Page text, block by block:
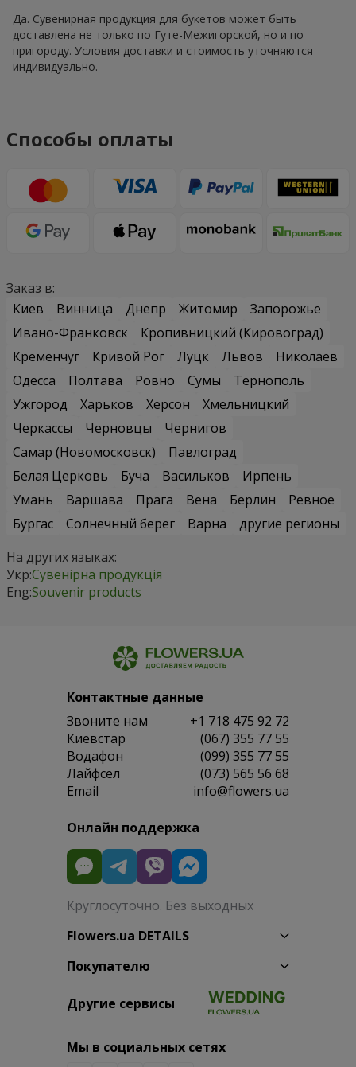
Да. Сувенирная продукция для букетов может быть
доставлена не только по Гуте-Межигорской, но и по
пригороду. Условия доставки и стоимость уточняются
индивидуально.
Способы оплаты
Заказ в:
Киев
Винница Днепр Житомир
Запорожье
Ивано-Франковск
Кропивницкий (Кировоград)
Кременчуг
Кривой Рог Луцк Львов
Николаев
Одесса
Полтава Ровно Сумы
Тернополь
Ужгород
Харьков Херсон
Хмельницкий
Черкассы
Черновцы
Чернигов
Самар (Новомосковск)
Павлоград
Белая Церковь
Буча Васильков
Ирпень
Умань
Варшава Прага Вена Берлин
Ревное
Бургас
Солнечный берег Варна
другие регионы
На других языках:
Укр:Сувенірна продукція
Eng:Souvenir products
Контактные данные
Звоните нам
+1 718 475 92 72
Киевстар
(067) 355 77 55
Водафон
(099) 355 77 55
Лайфсел
(073) 565 56 68
Email
info@flowers.ua
Онлайн поддержка
Круглосуточно. Без выходных
Flowers.ua DETAILS
Покупателю
Другие сервисы
Мы в социальных сетях